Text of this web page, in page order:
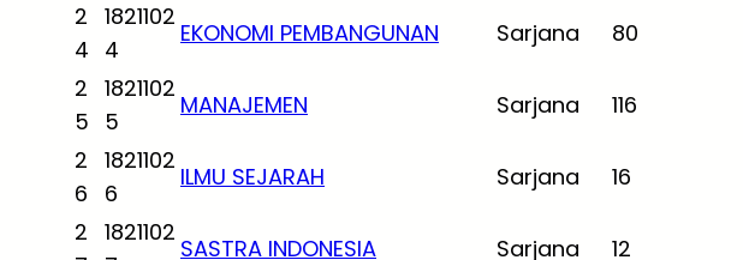
2
4
1821102
4
EKONOMI PEMBANGUNAN Sarjana 80
2
5
1821102
5
MANAJEMEN Sarjana 116
2
6
1821102
6
ILMU SEJARAH Sarjana 16
2 1821102
SASTRA INDONESIA Sarjana 12